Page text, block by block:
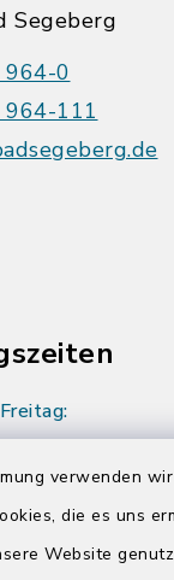
verwenden
die es uns
Website
Segeberg
0
111
Uhr